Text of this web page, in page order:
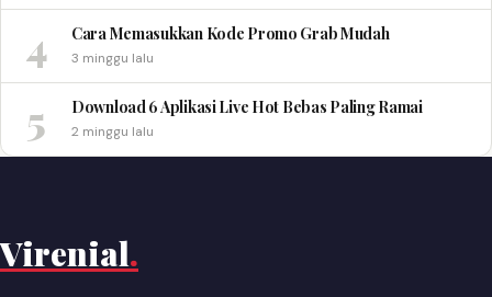
4 Cara Memasukkan Kode Promo Grab Mudah
3 minggu lalu
5 Download 6 Aplikasi Live Hot Bebas Paling Ramai
2 minggu lalu
Virenial.